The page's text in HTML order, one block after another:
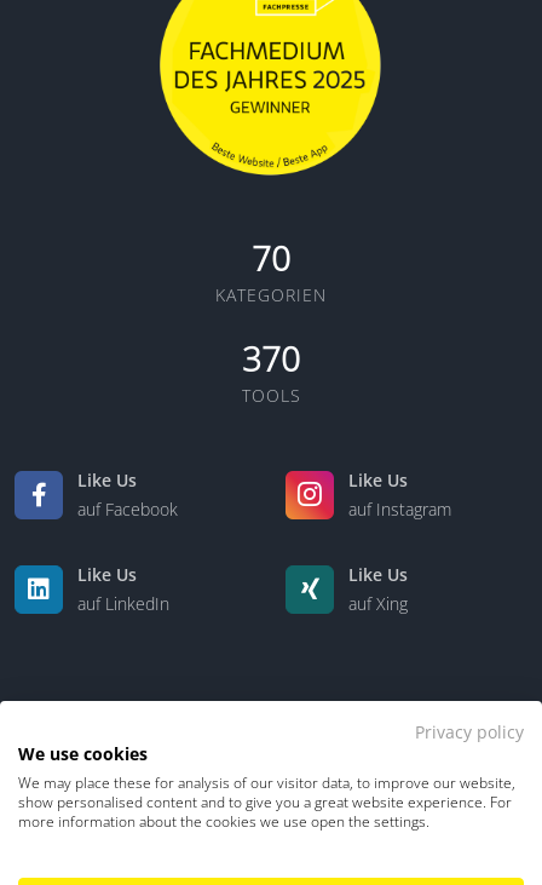
70
KATEGORIEN
370
TOOLS
Like Us
auf Facebook
Like Us
auf Instagram
Like Us
auf LinkedIn
Like Us
auf Xing
Kontakt Über uns
Privacy policy
We use cookies
We may place these for analysis of our visitor data, to improve our website,
show personalised content and to give you a great website experience. For
more information about the cookies we use open the settings.